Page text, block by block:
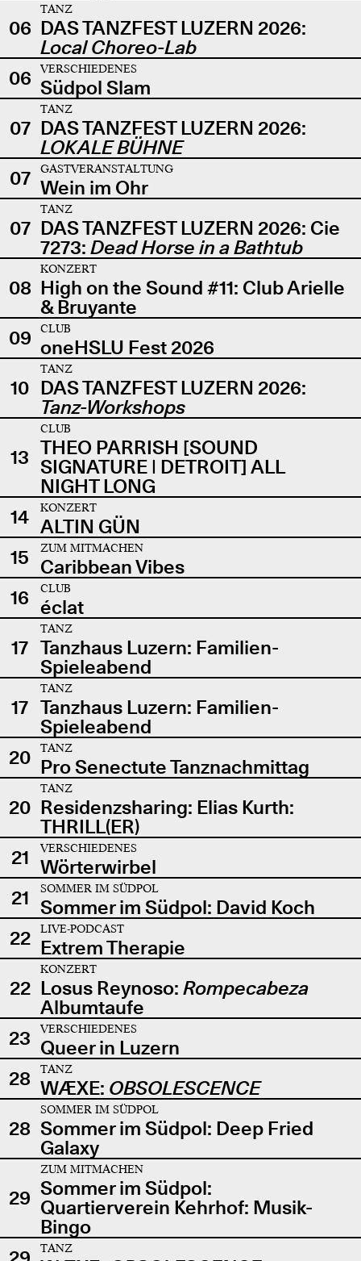
06
TANZ
DAS TANZFEST LUZERN 2026:
Local Choreo-Lab
06
VERSCHIEDENES
Südpol Slam
07
TANZ
DAS TANZFEST LUZERN 2026:
LOKALE BÜHNE
07
GASTVERANSTALTUNG
Wein im Ohr
07
TANZ
DAS TANZFEST LUZERN 2026: Cie
7273: Dead Horse in a Bathtub
08
KONZERT
High on the Sound #11: Club Arielle
& Bruyante
09
CLUB
oneHSLU Fest 2026
10
TANZ
DAS TANZFEST LUZERN 2026:
Tanz-Workshops
13
CLUB
THEO PARRISH [SOUND
SIGNATURE | DETROIT] ALL
NIGHT LONG
14
KONZERT
ALTIN GÜN
15
ZUM MITMACHEN
Caribbean Vibes
16
CLUB
éclat
17
TANZ
Tanzhaus Luzern: Familien-
Spieleabend
17
TANZ
Tanzhaus Luzern: Familien-
Spieleabend
20
TANZ
Pro Senectute Tanznachmittag
20
TANZ
Residenzsharing: Elias Kurth:
THRILL(ER)
21
VERSCHIEDENES
Wörterwirbel
21
SOMMER IM SÜDPOL
Sommer im Südpol: David Koch
22
LIVE-PODCAST
Extrem Therapie
22
KONZERT
Losus Reynoso: Rompecabeza
Albumtaufe
23
VERSCHIEDENES
Queer in Luzern
28
TANZ
WÆXE: OBSOLESCENCE
28
SOMMER IM SÜDPOL
Sommer im Südpol: Deep Fried
Galaxy
29
ZUM MITMACHEN
Sommer im Südpol:
Quartierverein Kehrhof: Musik-
Bingo
TANZ